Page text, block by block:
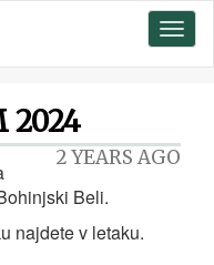
2024
2 YEARS AGO
Beli.
najdete v letaku.